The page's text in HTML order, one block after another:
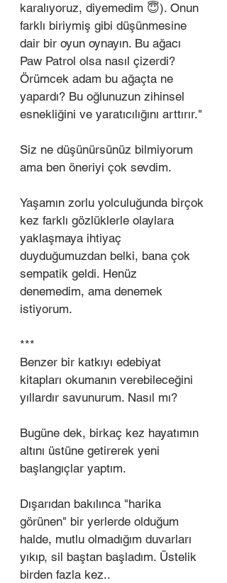
karalıyoruz, diyemedim 😇). Onun
farklı biriymiş gibi düşünmesine
dair bir oyun oynayın. Bu ağacı
Paw Patrol olsa nasıl çizerdi?
Örümcek adam bu ağaçta ne
yapardı? Bu oğlunuzun zihinsel
esnekliğini ve yaratıcılığını arttırır."
Siz ne düşünürsünüz bilmiyorum
ama ben öneriyi çok sevdim.
Yaşamın zorlu yolculuğunda birçok
kez farklı gözlüklerle olaylara
yaklaşmaya ihtiyaç
duyduğumuzdan belki, bana çok
sempatik geldi. Henüz
denemedim, ama denemek
istiyorum.
***
Benzer bir katkıyı edebiyat
kitapları okumanın verebileceğini
yıllardır savunurum. Nasıl mı?
Bugüne dek, birkaç kez hayatımın
altını üstüne getirerek yeni
başlangıçlar yaptım.
Dışarıdan bakılınca "harika
görünen" bir yerlerde olduğum
halde, mutlu olmadığım duvarları
yıkıp, sil baştan başladım. Üstelik
birden fazla kez..